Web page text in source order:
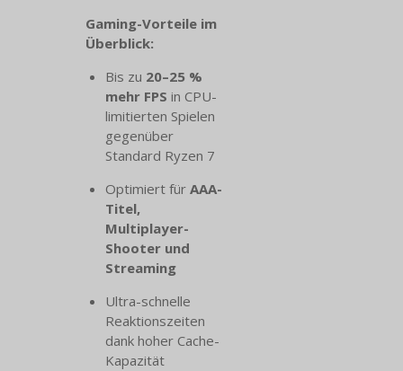
Gaming-Vorteile im
Überblick:
Bis zu 20–25 %
mehr FPS in CPU-
limitierten Spielen
gegenüber
Standard Ryzen 7
Optimiert fürAAA-
Titel,
Multiplayer-
Shooter und
Streaming
Ultra-schnelle
Reaktionszeiten
dank hoher Cache-
Kapazität